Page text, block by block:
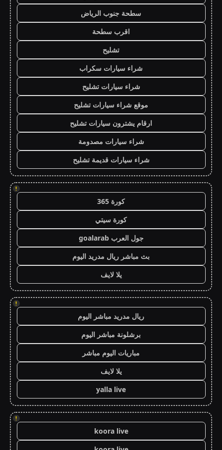
سطحة جنوب الرياض
اقرب سطحة
تشليح
شراء سيارات سكراب
شراء سيارات تشليح
موقع شراء سيارات تشليح
ارقام يشترون سيارات تشليح
شراء سيارات مصدومة
شراء سيارات قديمة تشليح
!
كورة 365
كورة سيتي
جول العرب goalarab
بث مباشر ريال مدريد اليوم
يلا لايف
!
ريال مدريد مباشر اليوم
برشلونة مباشر اليوم
مباريات اليوم مباشر
يلا لايف
yalla live
!
koora live